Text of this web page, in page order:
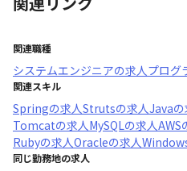
関連職種
システムエンジニアの求人プログ
関連スキル
Springの求人Strutsの求人Java
Tomcatの求人MySQLの求人AWS
Rubyの求人Oracleの求人
同じ勤務地の求人